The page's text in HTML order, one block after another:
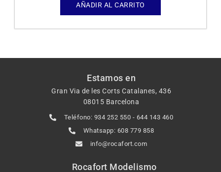
AÑADIR AL CARRITO
Estamos en
Gran Via de les Corts Catalanes, 436
08015 Barcelona
Teléfono: 934 252 550 - 644 143 460
Whatsapp: 608 779 858
info@rocafort.com
Rocafort Modelismo